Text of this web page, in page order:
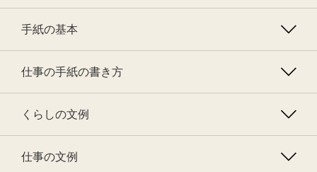
手紙の基本
仕事の手紙の書き方
くらしの文例
仕事の文例